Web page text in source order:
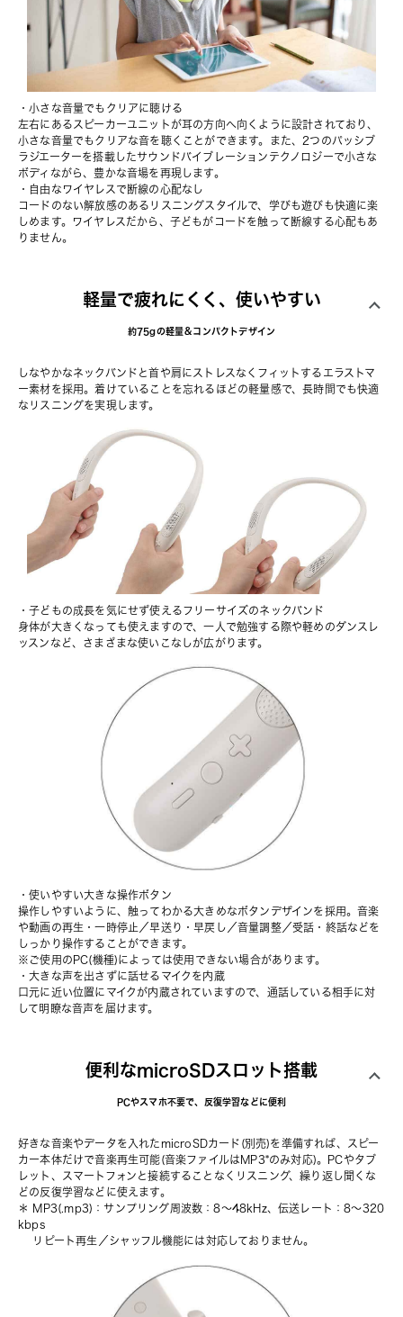
・小さな音量でもクリアに聴ける
左右にあるスピーカーユニットが耳の方向へ向くように設計されており、
小さな音量でもクリアな音を聴くことができます。また、2つのパッシブ
ラジエーターを搭載したサウンドバイブレーションテクノロジーで小さな
ボディながら、豊かな音場を再現します。
・自由なワイヤレスで断線の心配なし
コードのない解放感のあるリスニングスタイルで、学びも遊びも快適に楽
しめます。ワイヤレスだから、子どもがコードを触って断線する心配もあ
りません。
軽量で疲れにくく、使いやすい
約75gの軽量＆コンパクトデザイン
しなやかなネックバンドと首や肩にストレスなくフィットするエラストマ
ー素材を採用。着けていることを忘れるほどの軽量感で、長時間でも快適
なリスニングを実現します。
・子どもの成長を気にせず使えるフリーサイズのネックバンド
身体が大きくなっても使えますので、一人で勉強する際や軽めのダンスレ
ッスンなど、さまざまな使いこなしが広がります。
・使いやすい大きな操作ボタン
操作しやすいように、触ってわかる大きめなボタンデザインを採用。音楽
や動画の再生・一時停止／早送り・早戻し／音量調整／受話・終話などを
しっかり操作することができます。
※ご使用のPC(機種)によっては使用できない場合があります。
・大きな声を出さずに話せるマイクを内蔵
口元に近い位置にマイクが内蔵されていますので、通話している相手に対
して明瞭な音声を届けます。
便利なmicroSDスロット搭載
PCやスマホ不要で、反復学習などに便利
好きな音楽やデータを入れたmicroSDカード(別売)を準備すれば、スピー
カー本体だけで音楽再生可能(音楽ファイルはMP3*のみ対応)。PCやタブ
レット、スマートフォンと接続することなくリスニング、繰り返し聞くな
どの反復学習などに使えます。
＊ MP3(.mp3)：サンプリング周波数：8～48kHz、伝送レート：8～320
kbps
リピート再生／シャッフル機能には対応しておりません。